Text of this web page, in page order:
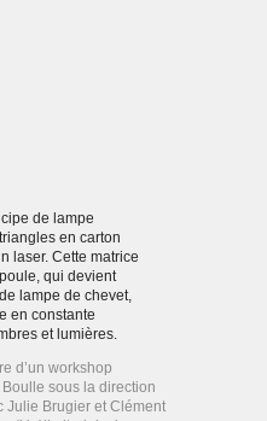
de lampe
en carton
laser. Cette matrice
qui devient
lampe de chevet,
en constante
et lumières.
d’un workshop
Boulle sous la direction
Julie Brugier et Clément